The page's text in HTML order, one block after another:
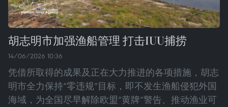
胡志明市加强渔船管理 打击IUU捕捞
14/06/2026 10:36
凭借所取得的成果及正在大力推进的各项措施，胡志
明市全力保持“零违规”目标，即不发生渔船侵犯外国
海域，为全国尽早解除欧盟“黄牌”警告、推动渔业可